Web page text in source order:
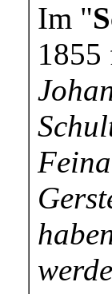
Im "
1855